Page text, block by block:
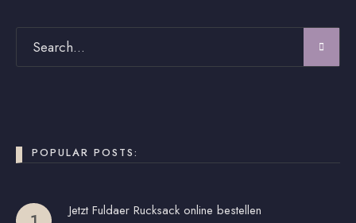
POPULAR POSTS:
Jetzt Fuldaer Rucksack online bestellen